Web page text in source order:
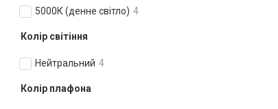
5000К (денне світло) 4
Колір світіння
Нейтральний 4
Колір плафона